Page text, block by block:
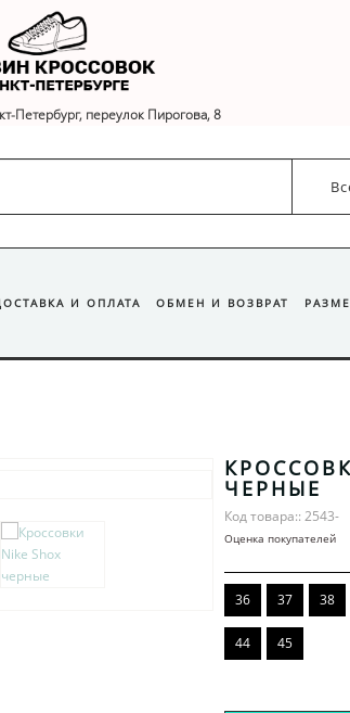
Петербург, переулок Пирогова, 8
И ОПЛАТА ОБМЕН И ВОЗВРАТ
ЧЕРНЫЕ
Код товара:: 2543-
Оценка покупателей
36 37 38
44 45